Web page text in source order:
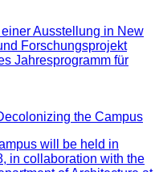
Ausstellung in New
Forschungsprojekt
Jahresprogramm für
the Campus
will be held in
in collaboration with the